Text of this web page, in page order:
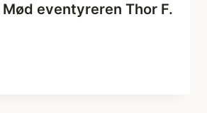
eventyreren Thor F.